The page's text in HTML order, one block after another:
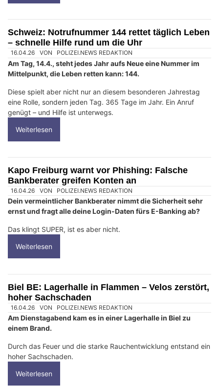
Schweiz: Notrufnummer 144 rettet täglich Leben
– schnelle Hilfe rund um die Uhr
16.04.26 VON POLIZEI.NEWS REDAKTION
Am Tag, 14.4., steht jedes Jahr aufs Neue eine Nummer im
Mittelpunkt, die Leben retten kann: 144.
Diese spielt aber nicht nur an diesem besonderen Jahrestag
eine Rolle, sondern jeden Tag. 365 Tage im Jahr. Ein Anruf
genügt – und Hilfe ist unterwegs.
Weiterlesen
Kapo Freiburg warnt vor Phishing: Falsche
Bankberater greifen Konten an
16.04.26 VON POLIZEI.NEWS REDAKTION
Dein vermeintlicher Bankberater nimmt die Sicherheit sehr
ernst und fragt alle deine Login-Daten fürs E-Banking ab?
Das klingt SUPER, ist es aber nicht.
Weiterlesen
Biel BE: Lagerhalle in Flammen – Velos zerstört,
hoher Sachschaden
16.04.26 VON POLIZEI.NEWS REDAKTION
Am Dienstagabend kam es in einer Lagerhalle in Biel zu
einem Brand.
Durch das Feuer und die starke Rauchentwicklung entstand ein
hoher Sachschaden.
Weiterlesen